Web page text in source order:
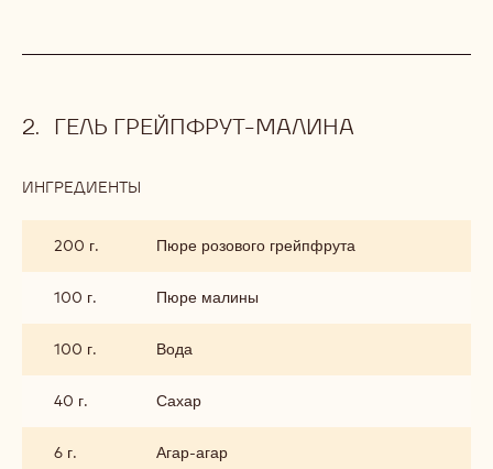
ГЕЛЬ ГРЕЙПФРУТ-МАЛИНА
ИНГРЕДИЕНТЫ
МАЛИНА
200 г. Пюре розового грейпфрута
100 г. Пюре малины
100 г. Вода
40 г. Сахар
6 г. Агар-агар